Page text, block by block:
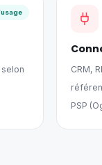
selon
CRM,
PSP